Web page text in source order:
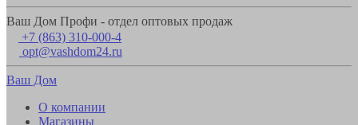
Ваш Дом Профи - отдел оптовых продаж
+7 (863) 310-000-4
opt@vashdom24.ru
Ваш Дом
О компании
Магазины